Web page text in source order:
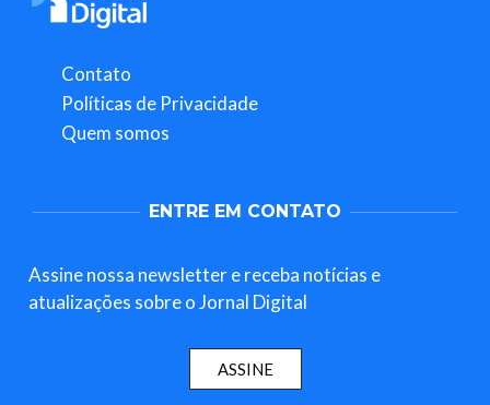
Contato
Políticas de Privacidade
Quem somos
ENTRE EM CONTATO
Assine nossa newsletter e receba notícias e
atualizações sobre o Jornal Digital
ASSINE